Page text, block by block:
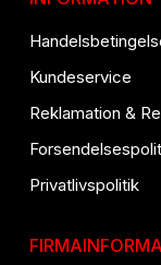
Kundeservice
Reklamation &
Privatlivspolitik